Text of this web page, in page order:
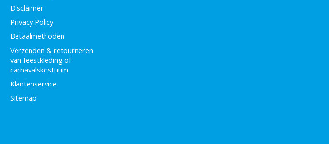
Disclaimer
Privacy Policy
Betaalmethoden
Verzenden & retourneren
van feestkleding of
carnavalskostuum
Klantenservice
Sitemap